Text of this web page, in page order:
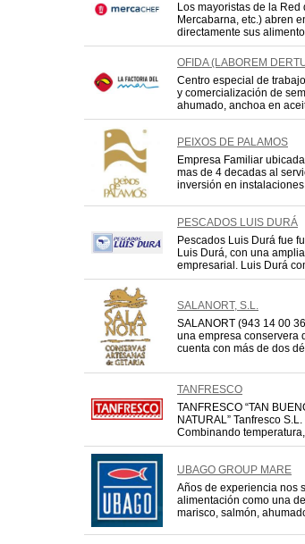
Los mayoristas de la
Mercabarna, etc.) abren
directamente sus
OFIDA (LABOREM
Centro especial de
y comercialización de
ahumado, anchoa en
PEIXOS DE PALAMOS
Empresa Familiar
mas de 4 decadas al
inversión en
PESCADOS LUIS DURÁ
Pescados Luis Durá fue
Luis Durá, con una
empresarial. Luis Durá
SALANORT, S.L.
SALANORT (943 14 00
una empresa conservera
cuenta con más de dos
TANFRESCO
TANFRESCO “TAN
NATURAL” Tanfresco
Combinando
UBAGO GROUP MARE
Años de experiencia nos
alimentación como una
marisco, salmón,